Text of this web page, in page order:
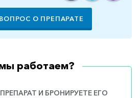
О ПРЕПАРАТЕ
работаем?
И БРОНИРУЕТЕ ЕГО